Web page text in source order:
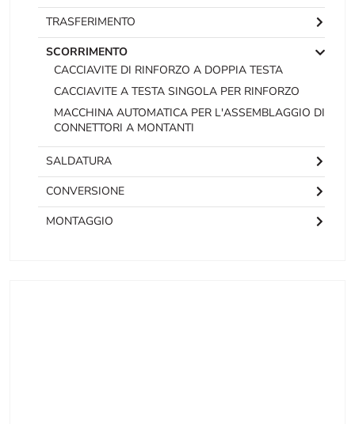
TRASFERIMENTO
SCORRIMENTO
CACCIAVITE DI RINFORZO A DOPPIA TESTA
CACCIAVITE A TESTA SINGOLA PER RINFORZO
MACCHINA AUTOMATICA PER L'ASSEMBLAGGIO DI
CONNETTORI A MONTANTI
SALDATURA
CONVERSIONE
MONTAGGIO